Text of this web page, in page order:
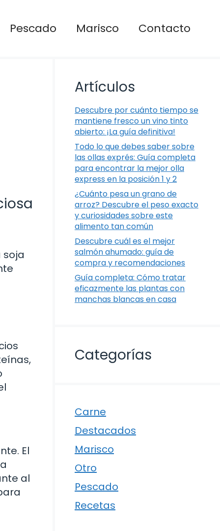
Pescado Marisco Contacto
soja
El
al
Artículos
Descubre por cuánto tiempo se
mantiene fresco un vino tinto
abierto: ¡La guía definitiva!
Todo lo que debes saber sobre
las ollas exprés: Guía completa
para encontrar la mejor olla
express en la posición 1 y 2
¿Cuánto pesa un grano de
arroz? Descubre el peso exacto
y curiosidades sobre este
alimento tan común
Descubre cuál es el mejor
salmón ahumado: guía de
compra y recomendaciones
Guía completa: Cómo tratar
eficazmente las plantas con
manchas blancas en casa
Categorías
Carne
Destacados
Marisco
Otro
Pescado
Recetas